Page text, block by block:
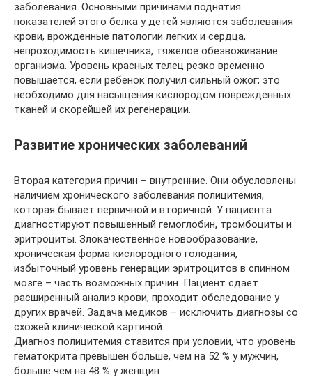
заболевания. Основными причинами поднятия
показателей этого белка у детей являются заболевания
крови, врожденные патологии легких и сердца,
непроходимость кишечника, тяжелое обезвоживание
организма. Уровень красных телец резко временно
повышается, если ребенок получил сильный ожог; это
необходимо для насыщения кислородом поврежденных
тканей и скорейшей их регенерации.
Развитие хронических заболеваний
Вторая категория причин – внутренние. Они обусловлены
наличием хронического заболевания полицитемия,
которая бывает первичной и вторичной. У пациента
диагностируют повышенный гемоглобин, тромбоциты и
эритроциты. Злокачественное новообразование,
хроническая форма кислородного голодания,
избыточный уровень генерации эритроцитов в спинном
мозге – часть возможных причин. Пациент сдает
расширенный анализ крови, проходит обследование у
других врачей. Задача медиков – исключить диагнозы со
схожей клинической картиной.
Диагноз полицитемия ставится при условии, что уровень
гематокрита превышен больше, чем на 52 % у мужчин,
больше чем на 48 % у женщин.